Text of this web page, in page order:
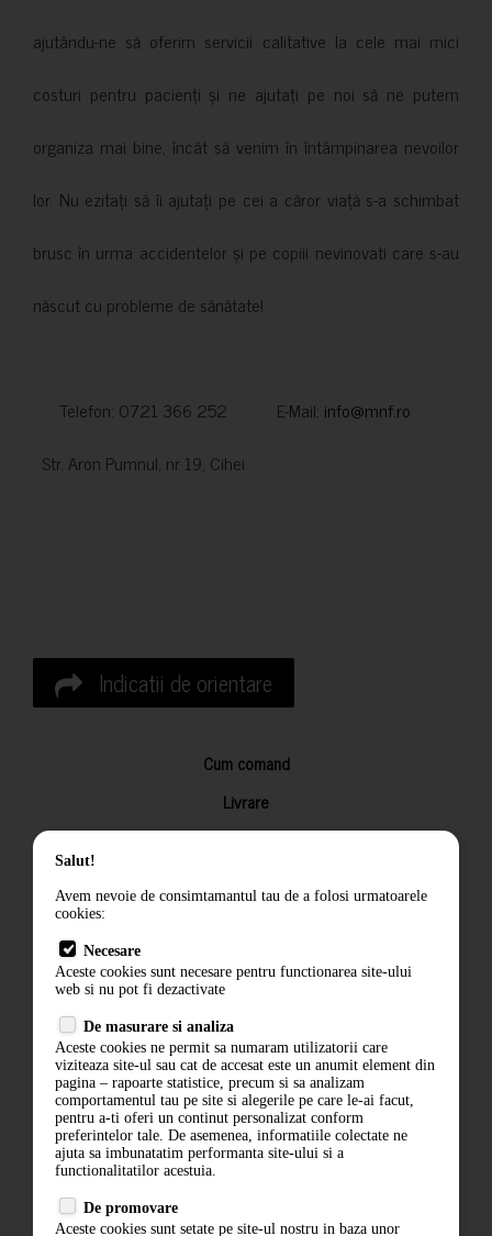
ajutându-ne să oferim servicii calitative la cele mai mici
costuri pentru pacienți și ne ajutați pe noi să ne putem
organiza mai bine, încât să venim în întâmpinarea nevoilor
lor. Nu ezitați să îi ajutați pe cei a căror viață s-a schimbat
brusc în urma accidentelor și pe copiii nevinovati care s-au
născut cu probleme de sănătate!
Telefon: 0721 366 252 E-Mail: info@mnf.ro
Str. Aron Pumnul, nr 19, Cihei
Indicatii de orientare
Cum comand
Livrare
Returnarea produselor
Termeni si conditii
Politica de confidentialitate
ANPC
Salut!
Avem nevoie de consimtamantul tau de a folosi urmatoarele
cookies:
Necesare
Aceste cookies sunt necesare pentru functionarea site-ului
web si nu pot fi dezactivate
De masurare si analiza
Aceste cookies ne permit sa numaram utilizatorii care
viziteaza site-ul sau cat de accesat este un anumit element din
pagina – rapoarte statistice, precum si sa analizam
comportamentul tau pe site si alegerile pe care le-ai facut,
pentru a-ti oferi un continut personalizat conform
preferintelor tale. De asemenea, informatiile colectate ne
ajuta sa imbunatatim performanta site-ului si a
functionalitatilor acestuia.
De promovare
Aceste cookies sunt setate pe site-ul nostru in baza unor